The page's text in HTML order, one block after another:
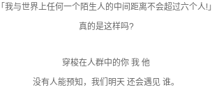
「我与世界上任何一个陌生人的中间距离不会超过六个人!」
真的是这样吗?
穿梭在人群中的你 我 他
没有人能预知，我们明天 还会遇见 谁。